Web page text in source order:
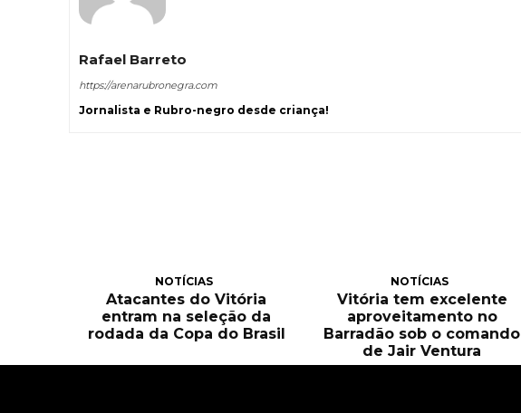
Rafael Barreto
https://arenarubronegra.com
Jornalista e Rubro-negro desde criança!
NOTÍCIAS
Atacantes do Vitória
entram na seleção da
rodada da Copa do Brasil
NOTÍCIAS
Vitória tem excelente
aproveitamento no
Barradão sob o comando
de Jair Ventura